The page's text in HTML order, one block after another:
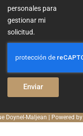
personales para
gestionar mi
solicitud.
Enviar
Doynel-Maljean | Powered by